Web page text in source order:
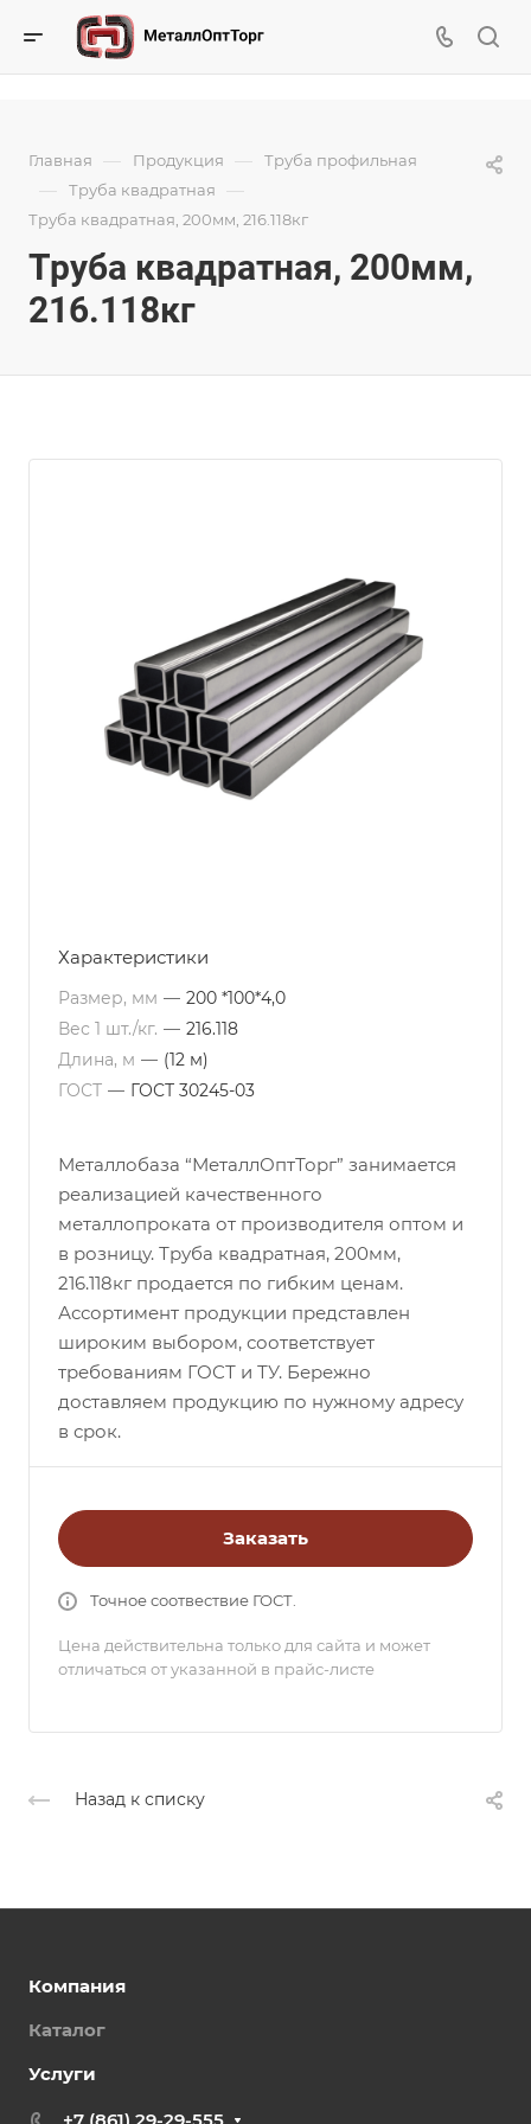
Главная — Продукция — Труба профильная
— Труба квадратная —
Труба квадратная, 200мм, 216.118кг
Труба квадратная, 200мм,
216.118кг
Характеристики
Размер, мм — 200 *100*4,0
Вес 1 шт./кг. — 216.118
Длина, м — (12 м)
ГОСТ — ГОСТ 30245-03
Металлобаза “МеталлОптТорг” занимается
реализацией качественного
металлопроката от производителя оптом и
в розницу. Труба квадратная, 200мм,
216.118кг продается по гибким ценам.
Ассортимент продукции представлен
широким выбором, соответствует
требованиям ГОСТ и ТУ. Бережно
доставляем продукцию по нужному адресу
в срок.
Заказать
Точное соотвествие ГОСТ.
Цена действительна только для сайта и может
отличаться от указанной в прайс-листе
Назад к списку
Компания
Каталог
Услуги